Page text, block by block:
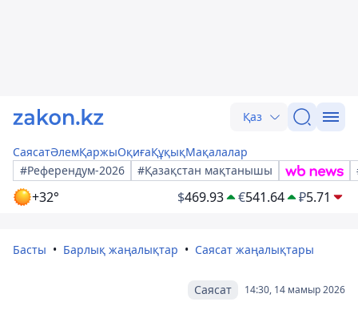
Қаз
СаясатӘлемҚаржыОқиғаҚұқықМақалалар
#Референдум-2026
#Қазақстан мақтанышы
+32° $469.93 €541.64 ₽5.71
Басты Барлық жаңалықтар Саясат жаңалықтары
14:30, 14 мамыр 2026
Саясат